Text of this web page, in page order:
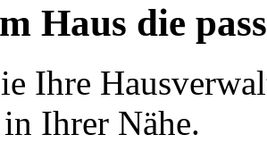
Haus die
Ihre
Ihrer Nähe.